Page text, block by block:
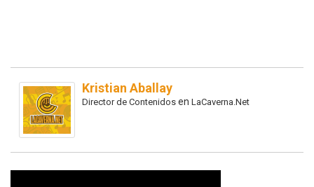
Kristian Aballay
Director de Contenidos en LaCaverna.Net